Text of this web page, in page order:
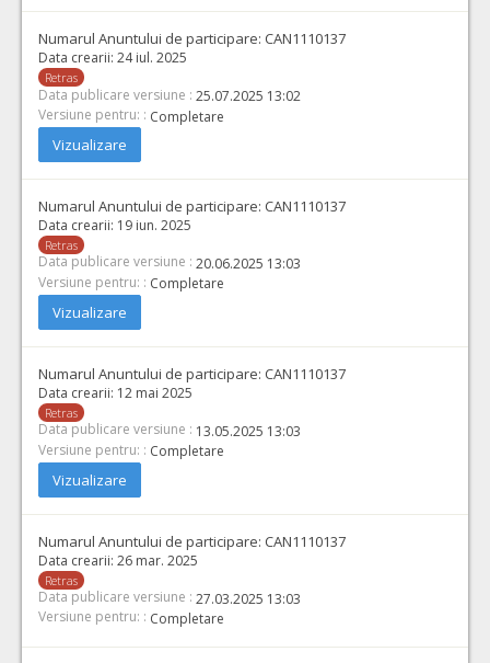
Numarul Anuntului de participare: CAN1110137
Data crearii: 24 iul. 2025
Retras
Data publicare versiune : 25.07.2025 13:02
Versiune pentru: : Completare
Vizualizare
Numarul Anuntului de participare: CAN1110137
Data crearii: 19 iun. 2025
Retras
Data publicare versiune : 20.06.2025 13:03
Versiune pentru: : Completare
Vizualizare
Numarul Anuntului de participare: CAN1110137
Data crearii: 12 mai 2025
Retras
Data publicare versiune : 13.05.2025 13:03
Versiune pentru: : Completare
Vizualizare
Numarul Anuntului de participare: CAN1110137
Data crearii: 26 mar. 2025
Retras
Data publicare versiune : 27.03.2025 13:03
Versiune pentru: : Completare